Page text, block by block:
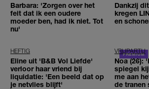
Barbara: 'Zorgen over het
feit dat ik een oudere
moeder ben, had ik niet. Tot
nu'
Dankzij
kregen
en
HEFTIG
Eline uit 'B&B Vol Liefde'
verloor haar vriend bij
liquidatie: 'Een beeld dat op
je netvlies blijft'
VRIJPARTIJ
Noa (26):
spiegel
me aan
de tranen